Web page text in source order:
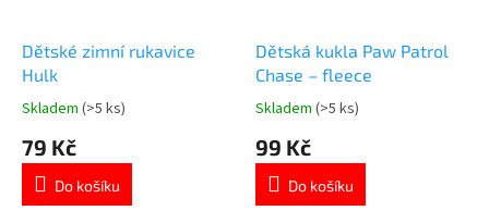
Dětské zimní rukavice
Hulk
Průměrné
produktu
5,0
Skladem (>5 ks)
79 Kč
Do košíku
Dětská kukla Paw Patrol
Chase – fleece
Průměrné
produktu
5,0
Skladem (>5 ks)
99 Kč
Do košíku